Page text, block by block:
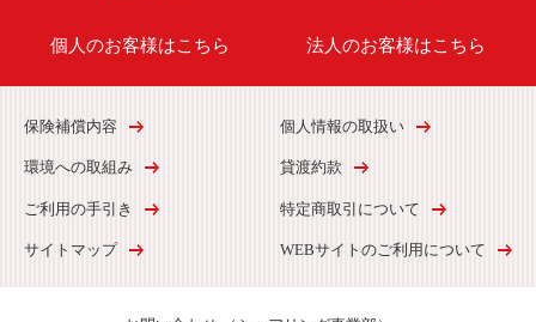
個人のお客様はこちら 法人のお客様はこちら
保険補償内容 個人情報の取扱い
環境への取組み 貸渡約款
ご利用の手引き 特定商取引について
サイトマップ WEBサイトのご利用について